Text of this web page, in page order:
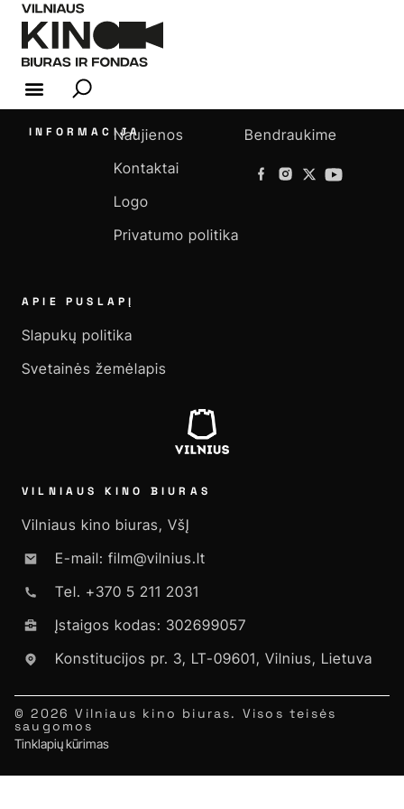
INFORMACIJANaujienos
Kontaktai
Logo
Privatumo politika
Bendraukime
APIE PUSLAPĮ
Slapukų politika
Svetainės žemėlapis
VILNIAUS KINO BIURAS
Vilniaus kino biuras, VšĮ
E-mail: film@vilnius.lt
Tel. +370 5 211 2031
Įstaigos kodas: 302699057
Konstitucijos pr. 3, LT-09601, Vilnius, Lietuva
© 2026 Vilniaus kino biuras. Visos teisės
saugomos
Tinklapių kūrimas